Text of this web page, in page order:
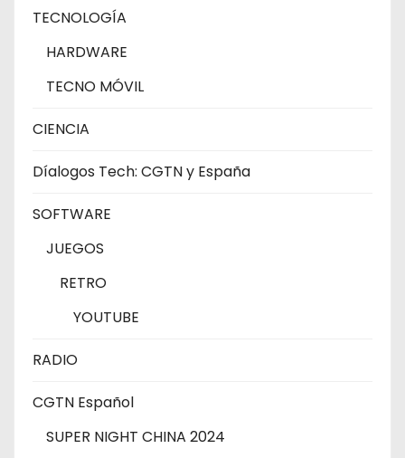
TECNOLOGÍA
HARDWARE
TECNO MÓVIL
CIENCIA
Díalogos Tech: CGTN y España
SOFTWARE
JUEGOS
RETRO
YOUTUBE
RADIO
CGTN Español
SUPER NIGHT CHINA 2024